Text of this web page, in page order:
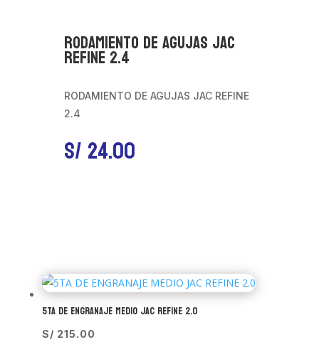
RODAMIENTO DE AGUJAS JAC
REFINE 2.4
RODAMIENTO DE AGUJAS JAC REFINE
2.4
S/24.00
5TA DE ENGRANAJE MEDIO JAC REFINE 2.0
S/ 215.00